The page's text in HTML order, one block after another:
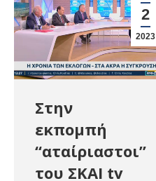
2
2023
Στην
εκπομπή
“αταίριαστοι”
του ΣΚΑΙ tv